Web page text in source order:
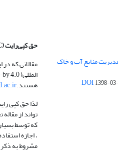
منابع آب و خاک
1398-
حق کپی‌رایت(CC)
مقالاتی که
هستند.
لذا حق کپی
تواند از
که توسط
، اجازه
مشروط به